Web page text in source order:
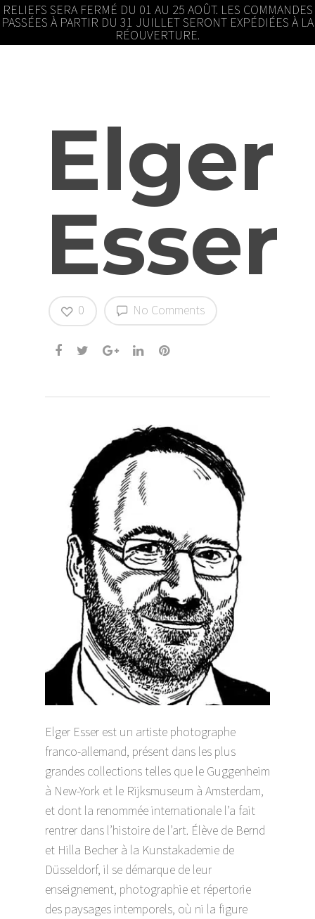
RELIEFS SERA FERMÉ DU 01 AU 25 AOÛT. LES COMMANDES
PASSÉES À PARTIR DU 31 JUILLET SERONT EXPÉDIÉES À LA
RÉOUVERTURE.
Elger
Esser
No Comments
0
Elger Esser est un artiste photographe
franco-allemand, présent dans les plus
grandes collections telles que le Guggenheim
à New-York et le Rijksmuseum à Amsterdam,
et dont la renommée internationale l’a fait
rentrer dans l’histoire de l’art. Élève de Bernd
et Hilla Becher à la Kunstakademie de
Düsseldorf, il se démarque de leur
enseignement, photographie et répertorie
des paysages intemporels, où ni la figure